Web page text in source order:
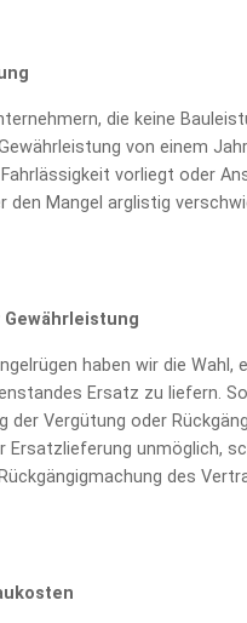
die keine
von einem
vorliegt oder
den Mangel arglistig
Gewährleistung
haben wir die
Ersatz zu liefern.
der Vergütung oder
Ersatzlieferung unmöglich,
des